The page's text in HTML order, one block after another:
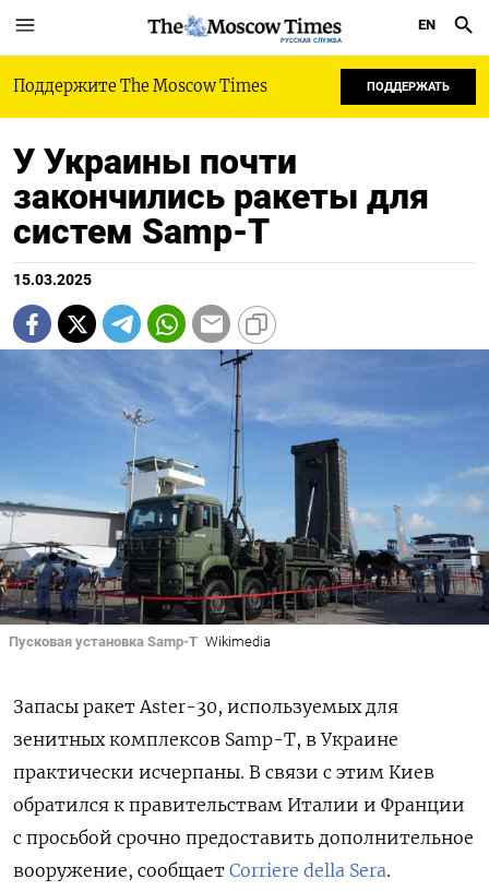
РУССКАЯ СЛУЖБА
EN
Поддержите The Moscow Times ПОДДЕРЖАТЬ
У Украины почти
закончились ракеты для
систем Samp-T
15.03.2025
Пусковая установка Samp-T Wikimedia
Запасы ракет Aster-30, используемых для
зенитных комплексов Samp-T, в Украине
практически исчерпаны. В связи с этим Киев
обратился к правительствам Италии и Франции
с просьбой срочно предоставить дополнительное
вооружение, сообщает Corriere della Sera.